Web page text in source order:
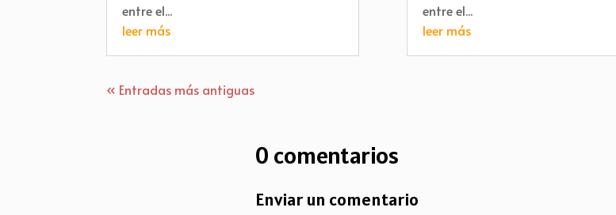
entre el...
leer más
entre el...
leer más
« Entradas más antiguas
0 comentarios
Enviar un comentario